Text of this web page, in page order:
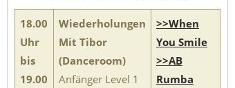
18.00
Uhr
bis
19.00
Wiederholungen
Mit Tibor
(Danceroom)
Anfänger Level 1
>>When
You Smile
>>AB
Rumba